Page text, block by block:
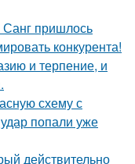
пришлось
конкурента!
и терпение, и
схему с
попали уже
действительно